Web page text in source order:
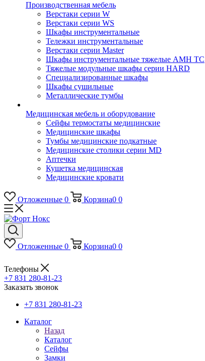
Производственная мебель
Верстаки серии W
Верстаки серии WS
Шкафы инструментальные
Тележки инструментальные
Верстаки серии Master
Шкафы инструментальные тяжелые AMH TC
Тяжелые модульные шкафы серии HARD
Cпециализированные шкафы
Шкафы сушильные
Металлические тумбы
Медицинская мебель и оборудование
Сейфы термостаты медицинские
Медицинские шкафы
Тумбы медицинские подкатные
Медицинские столики серии MD
Аптечки
Кушетка медицинская
Медицинские кровати
Отложенные 0 Корзина0 0
Отложенные 0 Корзина0 0
Телефоны
+7 831 280-81-23
Заказать звонок
+7 831 280-81-23
Каталог
Назад
Каталог
Сейфы
Замки